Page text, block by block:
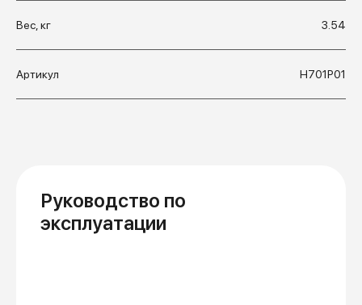
Вес, кг 3.54
Артикул Н701Р01
Руководство по
эксплуатации